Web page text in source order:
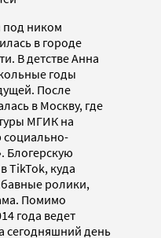
под ником
в городе
В детстве Анна
годы
После
в Москву, где
МГИК на
социально-
Блогерскую
TikTok, куда
ролики,
Помимо
года ведет
сегодняшний день